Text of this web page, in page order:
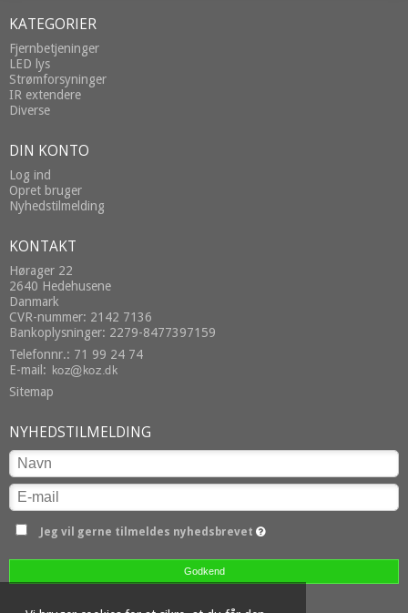
KATEGORIER
Fjernbetjeninger
LED lys
Strømforsyninger
IR extendere
Diverse
DIN KONTO
Log ind
Opret bruger
Nyhedstilmelding
KONTAKT
Hørager 22
2640 Hedehusene
Danmark
CVR-nummer: 2142 7136
Bankoplysninger: 2279-8477397159
Telefonnr.: 71 99 24 74
E-mail :
Sitemap
NYHEDSTILMELDING
Jeg vil gerne tilmeldes nyhedsbrevet
Godkend